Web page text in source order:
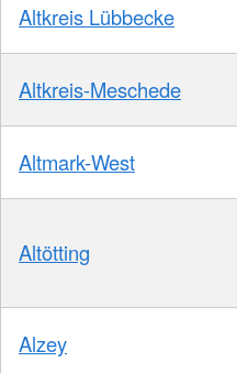
Altkreis Lübbecke
Altkreis-Meschede
Altmark-West
Altötting
Alzey